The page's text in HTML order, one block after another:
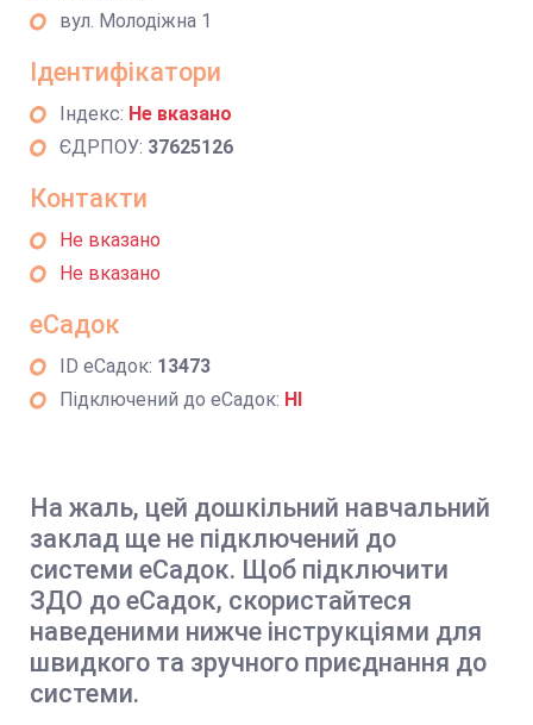
вул. Молодіжна 1
Ідентифікатори
Індекс: Не вказано
ЄДРПОУ: 37625126
Контакти
Не вказано
Не вказано
еСадок
ID еСадок: 13473
Підключений до еСадок: НІ
На жаль, цей дошкільний навчальний
заклад ще не підключений до
системи еСадок. Щоб підключити
ЗДО до еСадок, скористайтеся
наведеними нижче інструкціями для
швидкого та зручного приєднання до
системи.